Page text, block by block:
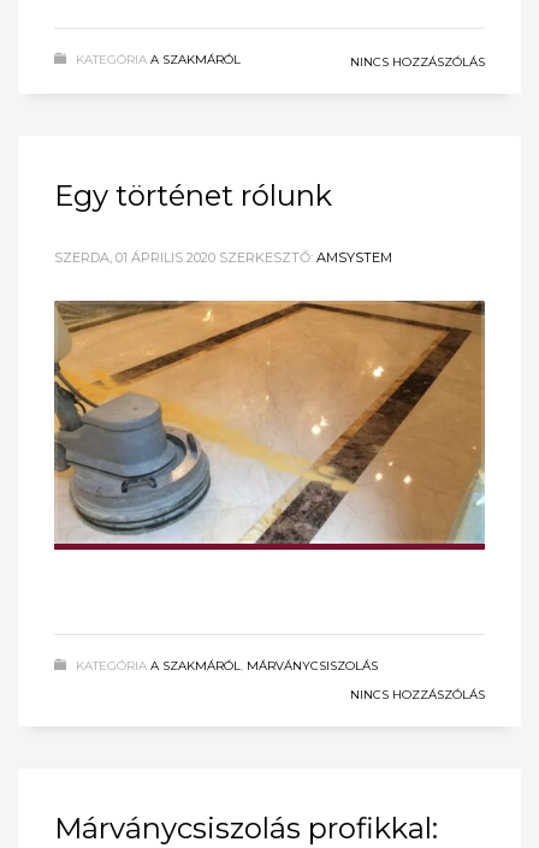
KATEGÓRIA A SZAKMÁRÓL NINCS HOZZÁSZÓLÁS
Egy történet rólunk
SZERDA, 01 ÁPRILIS 2020 SZERKESZTŐ: AMSYSTEM
KATEGÓRIA A SZAKMÁRÓL, MÁRVÁNYCSISZOLÁS
NINCS HOZZÁSZÓLÁS
Márványcsiszolás profikkal: